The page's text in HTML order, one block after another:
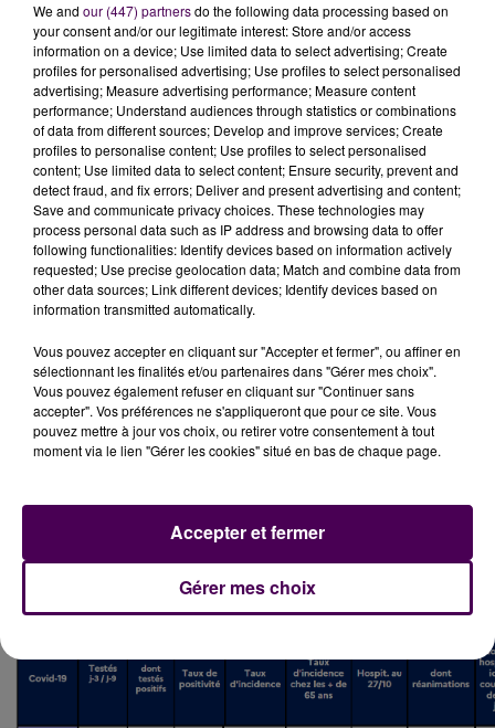
DES EHPAD SOUS SURVEILLANCE
L’ARS de Normandie précise qu’entre les 23 et 27
octobre, ses équipes"ont accompagné
en œuvre de mesures visant à assurer la meilleure
prise en charge des résidents et faire barrière à la
propagation du virus". Des EPHAD dans lesquels ont
été comptabilisés46"clusters". Ces foyers d’au moins
-55 en Seine-Maritime, 17 dans
l’Eure, et 15 dans l’Orne-. Et depuis mars dernier, 884
personnes sont décédées des suites du coronavirus
We and our (447) partnersdo the following data processing based on
your consent and/or our legitimate interest: Store and/or access
information on a device; Use limited data to select advertising; Create
profiles for personalised advertising; Use profiles to select personalised
advertising; Measure advertising performance; Measure content
performance; Understand audiences through statistics or combinations
of data from different sources; Develop and improve services; Create
profiles to personalise content; Use profiles to select personalised
content; Use limited data to select content; Ensure security, prevent and
detect fraud, and fix errors; Deliver and present advertising and content;
Save and communicate privacy choices. These technologies may
process personal data such as IP address and browsing data to offer
following functionalities: Identify devices based on information actively
requested; Use precise geolocation data; Match and combine data from
other data sources; Link different devices; Identify devices based on
information transmitted automatically.
Vous pouvez accepter en cliquant sur "Accepter et fermer", ou affiner en
sélectionnant les finalités et/ou partenaires dans "Gérer mes choix".
Vous pouvez également refuser en cliquant sur "Continuer sans
accepter". Vos préférences ne s'appliqueront que pour ce site. Vous
pouvez mettre à jour vos choix, ou retirer votre consentement à tout
moment via le lien "Gérer les cookies" situé en bas de chaque page.
Gérer mes choix
Accepter et fermer